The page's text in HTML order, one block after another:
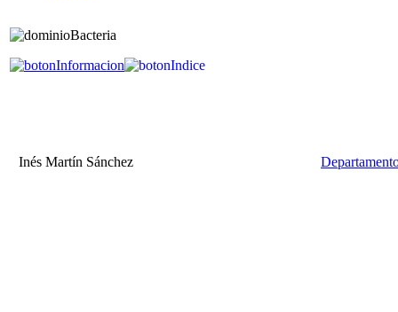
Inés Martín Sánchez